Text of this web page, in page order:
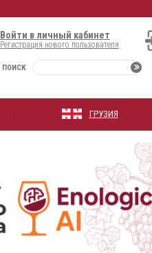
Войти в личный кабинет
Регистрация нового пользователя
ПОИСК
ГРУЗИЯ